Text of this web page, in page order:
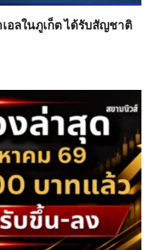
อลในภูเก็ต ได้รับสัญชาติ